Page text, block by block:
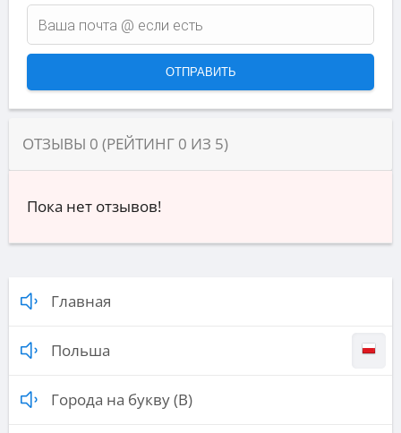
ОТЗЫВЫ 0 (РЕЙТИНГ 0 ИЗ 5)
Пока нет отзывов!
Главная
Польша
Города на букву (В)